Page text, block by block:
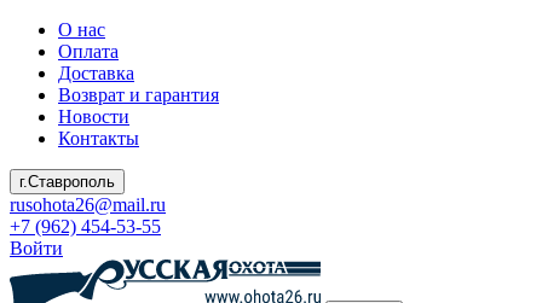
О нас
Оплата
Доставка
Возврат и гарантия
Новости
Контакты
г.Ставрополь
rusohota26@mail.ru
+7 (962) 454-53-55
Войти